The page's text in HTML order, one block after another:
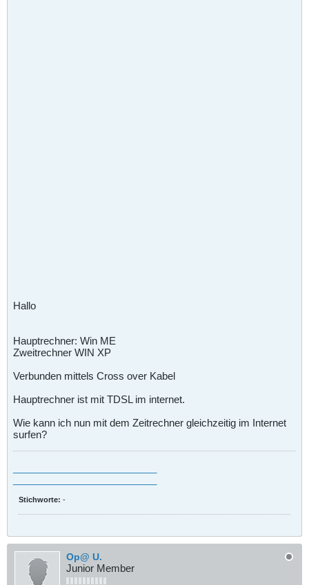
Hallo
Hauptrechner: Win ME
Zweitrechner WIN XP
Verbunden mittels Cross over Kabel
Hauptrechner ist mit TDSL im internet.
Wie kann ich nun mit dem Zeitrechner gleichzeitig im Internet
surfen?
Stichworte: -
Op@ U.
Junior Member